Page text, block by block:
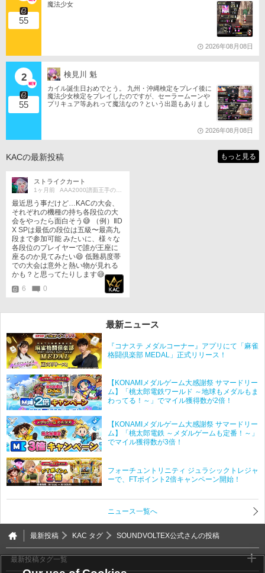
55
魔法少女
2026年08月08日
2
55
検見川 魁
カイル誕生日おめでとう。 九州・沖縄検定をプレイ後に
魔法少女検定をプレイしたのですが、セーラームーンや
プリキュア等あれって魔法なの？という出題もありまし
2026年08月08日
KACの最新投稿 もっと見る
ストライクカート
1ヶ月前 AAA2000譜面王手の魔女です！
最近思う事だけど…KACの大会、
それぞれの機種の持ち各段位の大
会をやったら面白そう😅 （例）ⅡD
X SPは最低の段位は五級〜最高九
段まで参加可能 みたいに、様々な
各段位のプレイヤーで誰が王座に
座るのか見てみたい😄 低難易度帯
での大会は意外と熱い物が見れる
かも？と思ってたりします😅
6
0
最新ニュース
『コナステ メダルコーナー』アプリにて「麻雀
格闘倶楽部 MEDAL」正式リリース！
【KONAMIメダルゲーム大感謝祭 サマードリー
ム】「桃太郎電鉄ワールド ～地球もメダルもま
わってる！～」でマイル獲得数が2倍！
【KONAMIメダルゲーム大感謝祭 サマードリー
ム】「桃太郎電鉄 ～メダルゲームも定番！～」
でマイル獲得数が3倍！
フォーチュントリニティ ジュラシックトレジャ
ーで、FTポイント2倍キャンペーン開始！
ニュース一覧へ
最新投稿 KAC タグ SOUNDVOLTEX公式さんの投稿
最新投稿タグ一覧